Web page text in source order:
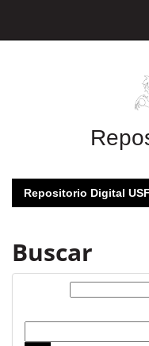
Repositorio Digital
Buscar